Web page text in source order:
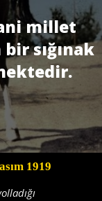
millet
sığınak
1919